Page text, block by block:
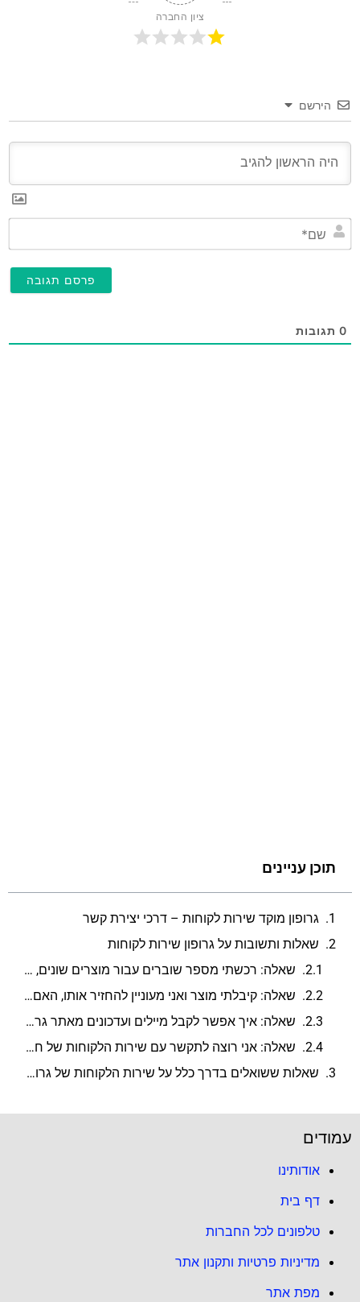
ציון החברה
הירשם
0 תגובות
תוכן עניינים
גרופון מוקד שירות לקוחות – דרכי יצירת קשר
שאלות ותשובות על גרופון שירות לקוחות
שאלה: רכשתי מספר שוברים עבור מוצרים שונים, איך אוכל לעקוב אחרי ההזמנה שלי?
שאלה: קיבלתי מוצר ואני מעוניין להחזיר אותו, האם זה אפשרי?
שאלה: איך אפשר לקבל מיילים ועדכונים מאתר גרופון לגבי דילים והנחות?
שאלה: אני רוצה לתקשר עם שירות הלקוחות של חברת גרופון, היכן ניתן לעשות זאת?
שאלות ששואלים בדרך כלל על שירות הלקוחות של גרופון
עמודים
אודותינו
דף בית
טלפונים לכל החברות
מדיניות פרטיות ותקנון אתר
מפת אתר